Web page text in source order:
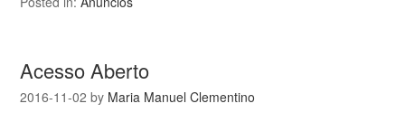
Acesso Aberto
2016-11-02 by Maria Manuel Clementino